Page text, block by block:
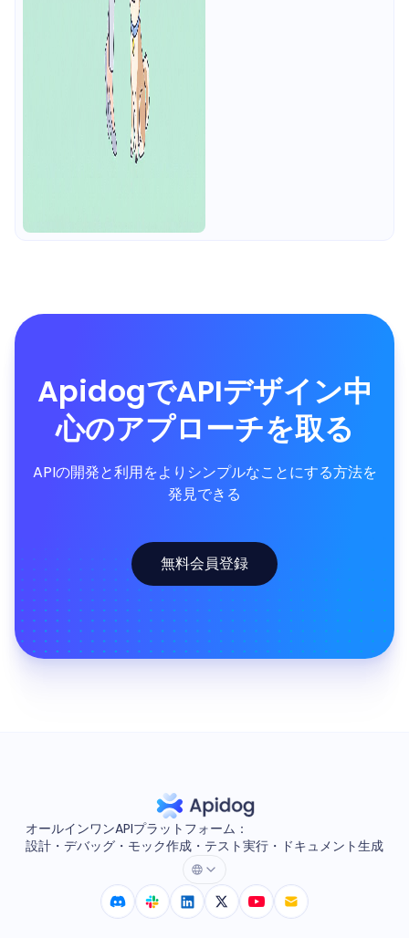
ApidogでAPIデザイン中
心のアプローチを取る
APIの開発と利用をよりシンプルなことにする方法を
発見できる
無料会員登録
オールインワンAPIプラットフォーム：
設計・デバッグ・モック作成・テスト実行・ドキュメント生成